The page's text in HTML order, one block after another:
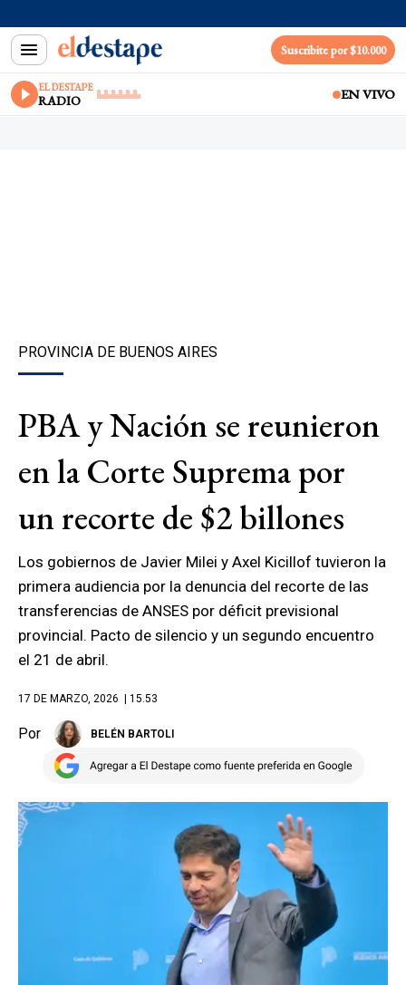
Suscribite por $10.000
EL DESTAPE
RADIO EN VIVO
PROVINCIA DE BUENOS AIRES
PBA y Nación se reunieron
en la Corte Suprema por
un recorte de $2 billones
Los gobiernos de Javier Milei y Axel Kicillof tuvieron la
primera audiencia por la denuncia del recorte de las
transferencias de ANSES por déficit previsional
provincial. Pacto de silencio y un segundo encuentro
el 21 de abril.
17 DE MARZO, 2026 | 15.53
Por BELÉN BARTOLI